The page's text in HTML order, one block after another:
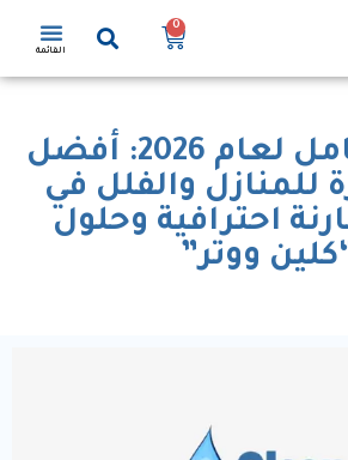
0
القائمة
دليلك الشامل لعام 2026: أفضل
للمنازل والفلل في
احترافية وحلول
ووتر”